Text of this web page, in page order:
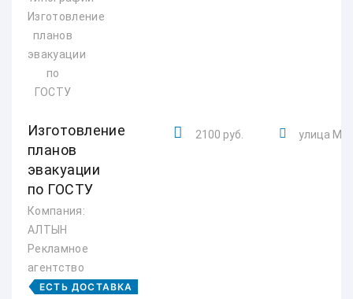
Изготовление
планов
эвакуации
по ГОСТУ
Компания:
АЛТЫН
Рекламное
агентство
ЕСТЬ ДОСТАВКА
2100 руб. улица